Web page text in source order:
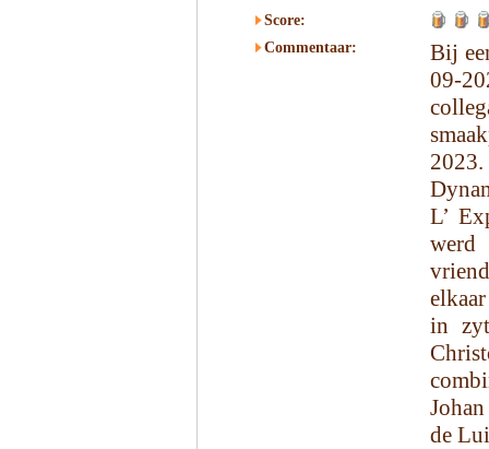
Score:
Commentaar:
Bij
09-
2023.
L’
werd
in
de